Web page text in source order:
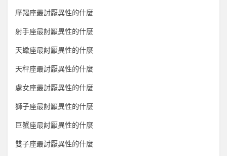
摩羯座最討厭異性的什麼
射手座最討厭異性的什麼
天蠍座最討厭異性的什麼
天秤座最討厭異性的什麼
處女座最討厭異性的什麼
獅子座最討厭異性的什麼
巨蟹座最討厭異性的什麼
雙子座最討厭異性的什麼